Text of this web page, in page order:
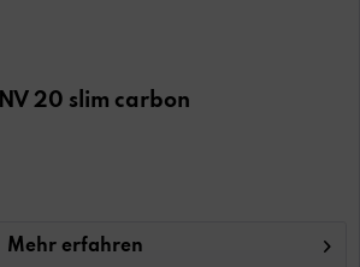
INV 20 slim carbon
Mehr erfahren